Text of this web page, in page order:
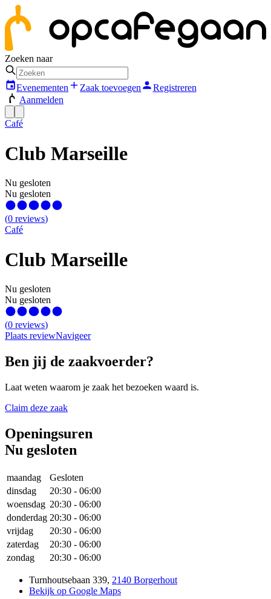
Zoeken naar
Evenementen Zaak toevoegen
Registreren
Aanmelden
Café
Club Marseille
Nu gesloten
Nu gesloten
(0 reviews)
Café
Club Marseille
Nu gesloten
Nu gesloten
(0 reviews)
Plaats reviewNavigeer
Ben jij de zaakvoerder?
Laat weten waarom je zaak het bezoeken waard is.
Claim deze zaak
Openingsuren
Nu gesloten
maandag
Gesloten
dinsdag
20:30 - 06:00
woensdag 20:30 - 06:00
donderdag 20:30 - 06:00
vrijdag
20:30 - 06:00
zaterdag
20:30 - 06:00
zondag
20:30 - 06:00
Turnhoutsebaan 339, 2140 Borgerhout
Bekijk op Google Maps